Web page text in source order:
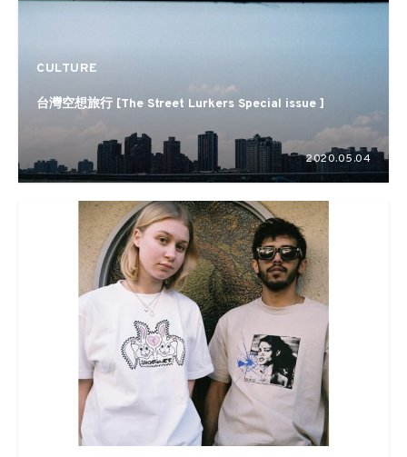
CULTURE
台灣空想旅行 [The Street Lurkers Special issue ]
2020.05.04